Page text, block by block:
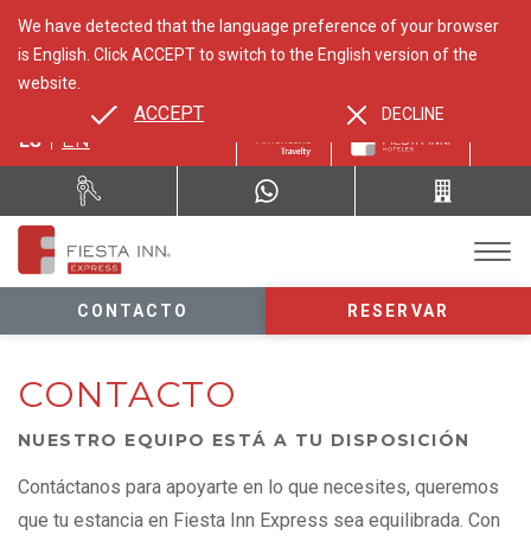
ES EN
CONTACTO RESERVAR
We have detected that the language preference of your browser
is English. Click ACCEPT to switch to the English version of the
website.
ACCEPT DECLINE
CONTACTO
NUESTRO EQUIPO ESTÁ A TU DISPOSICIÓN
Contáctanos para apoyarte en lo que necesites, queremos
que tu estancia en Fiesta Inn Express sea equilibrada. Con